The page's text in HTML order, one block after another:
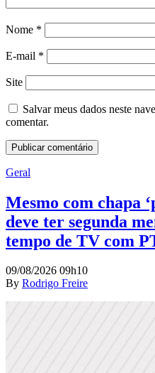
Nome *
E-mail *
Site
Salvar meus dados neste
comentar.
Geral
Mesmo com chapa
deve ter segunda
tempo de TV com
09/08/2026 09h10
By Rodrigo Freire